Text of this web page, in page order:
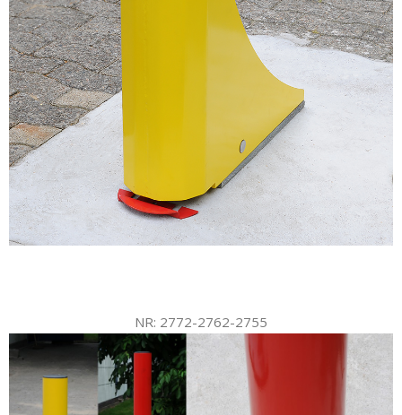
NR: 2772-2762-2755